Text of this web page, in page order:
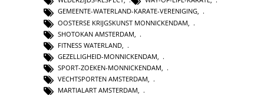
GEMEENTE-WATERLAND-KARATE-VERENIGING,
OOSTERSE KRIJGSKUNST MONNICKENDAM
SHOTOKAN AMSTERDAM
FITNESS WATERLAND
GEZELLIGHEID-MONNICKENDAM
SPORT-ZOEKEN-MONNICKENDAM
VECHTSPORTEN AMSTERDAM
MARTIALART AMSTERDAM